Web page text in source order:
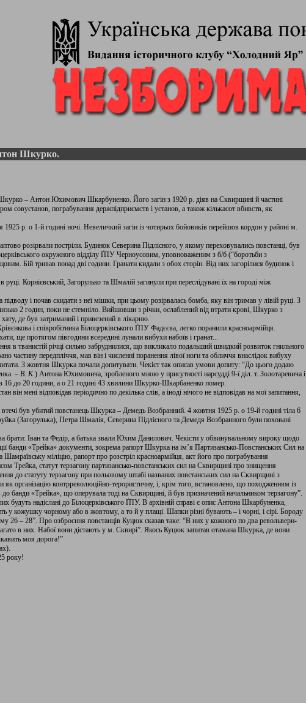
Шкурко.
– Антон Юхимович Шкарбуненко. Його загін з 1920 р. діяв на Сквирщині й частині
совустанов, пограбування держпідприємств і установ, а також кількасот вбивств, як
р. о 1-й годині ночі. Невеличкий загін із чотирьох бойовиків перейшов кордон у районі м.
розірвали постріли. Будинок Северина Підлісного, у якому переховувались повстанці, був
окружного відділу ҐПУ Черноусовим, уповноваженим з б/б (“боротьби з
Бій тривав понад дві години. Гранати кидали з обох сторін. Від них загорілися будинок і
Корнієвський, Загорулько та Шмалій загинули при переслідувані їх на городі між
і почав скидати з неї мішки, при цьому розірвалась бомба, яку він тримав у лівій руці. З
2 годин, поки не стемніло. Вийшовши з річки, ослаблений від втрати крові, Шкурко з
де був затриманий і привезений в лікарню.
і співробітника Білоцерківського ҐПУ Фадєєва, легко поранили красноармійця.
ще протягом півгодини всередині лунали вибухи набоїв і гранат...
в тванистій річці сильно забруднилися, що викликало подальший швидкий розвиток гнильного
частину передпліччя, мав він і численні поранення лівої ноги та обличчя внаслідок вибуху
3 жовтня Шкурка почали допитувати. Чекіст так описав умови допиту: “До цього додаю
– В. К.) Антона Юхимовича, зробленого мною у присутності нарсудді 9-ї діл. т. Золотаревича і
16 до 20 години, а о 21 годині 43 хвилини Шкурко-Шкарбаненко помер.
мені відповідав періодично по декілька слів, а іноді нічого не відповідав на мої запитання,
був убитий повстанець Шкурка – Демедь Возбранний. 4 жовтня 1925 р. о 19-й годині тіла 6
(Загорулька), Петра Шмалія, Северина Підлісного та Демедя Возбранного були поховані
Іван та Федір, а батька звали Юхим Данилович. Чекісти у обвинувальному вироку щодо
банди «Трейка» документи, зокрема рапорт Шкурка на ім’я Партизансько-Повстанських Сил на
міліцію, рапорт про розстріл красноармійця, акт його про пограбування
Трейка, статут терзагону партизансько-повстанських сил на Сквирщині про знищення
до статуту терзагону при польовому штабі названих повстанських сил на Сквирщині з
організацію контрреволюційно-терористичну, і, крім того, встановлено, що походженням із
«Трейка», що оперувала тоді на Сквирщині, й був призначений начальником терзагону”.
будуть надіслані до Білоцерківського ҐПУ. В архівній справі є опис Антона Шкарбуненка,
кожушку чорному або в жовтому, а то й у плащі. Шапки різні бувають – і чорні, і сірі. Бороду
26 – 28”. Про озброєння повстанців Куцюк сказав таке: “В них у кожного по два револьвери-
в них. Набої вони дістають у м. Сквирі”. Якось Куцюк запитав отамана Шкурка, де вони
моя дорога!”
року!